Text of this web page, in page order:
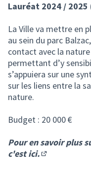
Lauréat 2024 / 2025
La Ville va mettre en
au sein du parc
contact avec la
permettant d’y
s’appuiera sur une
sur les liens entre la
nature.
Budget : 20 000 €
Pour en savoir plus
c'est ici.